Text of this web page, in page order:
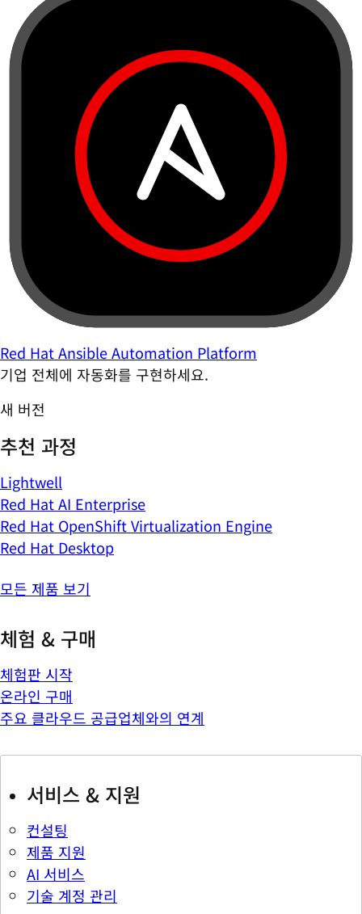
Red Hat Ansible Automation Platform
기업 전체에 자동화를 구현하세요.
새 버전
추천 과정
Lightwell
Red Hat AI Enterprise
Red Hat OpenShift Virtualization Engine
Red Hat Desktop
모든 제품 보기
체험 & 구매
체험판 시작
온라인 구매
주요 클라우드 공급업체와의 연계
서비스 & 지원
컨설팅
제품 지원
AI 서비스
기술 계정 관리